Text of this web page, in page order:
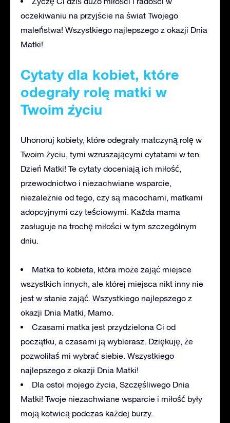
oczekiwaniu na przyjście na świat Twojego
maleństwa! Wszystkiego najlepszego z okazji Dnia
Matki!
Cytaty dla kobiet, które
odegrały rolę matki w
Twoim życiu
Uhonoruj kobiety, które odegrały matczyną rolę w
Twoim życiu, tymi wzruszającymi cytatami w ten
Dzień Matki! Te cytaty doceniają ich miłość,
przewodnictwo i niezachwiane wsparcie,
niezależnie od tego, czy są macochami, matkami
adopcyjnymi czy teściowymi. Każda mama
zasługuje na trochę miłości w tym szczególnym
dniu.
Matka to kobieta, która może zająć miejsce
wszystkich innych, ale której miejsca nikt inny nie
jest w stanie zająć. Wszystkiego najlepszego z
okazji Dnia Matki, Mamo.
Czasami matka jest przydzielona Ci od
początku, a czasami ją wybierasz. Dziękuję, że
pozwoliłaś mi wybrać siebie. Wszystkiego
najlepszego z okazji Dnia Matki!
Dla ostoi mojego życia, Szczęśliwego Dnia
Matki! Twoje niezachwiane wsparcie i miłość były
moją kotwicą podczas każdej burzy.